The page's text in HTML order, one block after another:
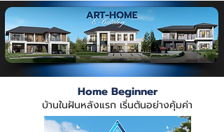
Home Beginner
บ้านในฝันหลังแรก เริ่นต้นอย่างคุ้มค่า